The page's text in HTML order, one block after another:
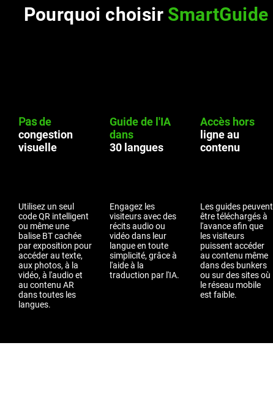
Pourquoi choisir SmartGuide
Pasde
congestion
visuelle
Guide de l'IA
dans
30 langues
Accès hors
ligne au
contenu
Utilisez un seul
code QR intelligent
ou même une
balise BT cachée
par exposition pour
accéder au texte,
aux photos, à la
vidéo, à l'audio et
au contenu AR
dans toutes les
langues.
Engagez les
visiteurs avec des
récits audio ou
vidéo dans leur
langue en toute
simplicité, grâce à
l'aide à la
traduction par l'IA.
Les guides peuvent
être téléchargés à
l'avance afin que
les visiteurs
puissent accéder
au contenu même
dans des bunkers
ou sur des sites où
le réseau mobile
est faible.